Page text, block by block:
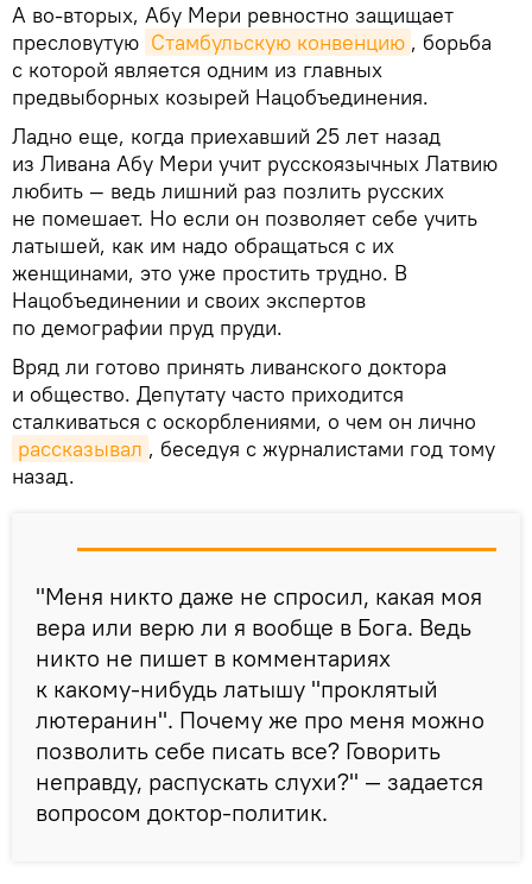
А во-вторых, Абу Мери ревностно защищает
пресловутую Стамбульскую конвенцию , борьба
с которой является одним из главных
предвыборных козырей Нацобъединения.
Ладно еще, когда приехавший 25 лет назад
из Ливана Абу Мери учит русскоязычных Латвию
любить — ведь лишний раз позлить русских
не помешает. Но если он позволяет себе учить
латышей, как им надо обращаться с их
женщинами, это уже простить трудно. В
Нацобъединении и своих экспертов
по демографии пруд пруди.
Вряд ли готово принять ливанского доктора
и общество. Депутату часто приходится
сталкиваться с оскорблениями, о чем он лично
рассказывал , беседуя с журналистами год тому
назад.
"Меня никто даже не спросил, какая моя
вера или верю ли я вообще в Бога. Ведь
никто не пишет в комментариях
к какому-нибудь латышу "проклятый
лютеранин". Почему же про меня можно
позволить себе писать все? Говорить
неправду, распускать слухи?" — задается
вопросом доктор-политик.